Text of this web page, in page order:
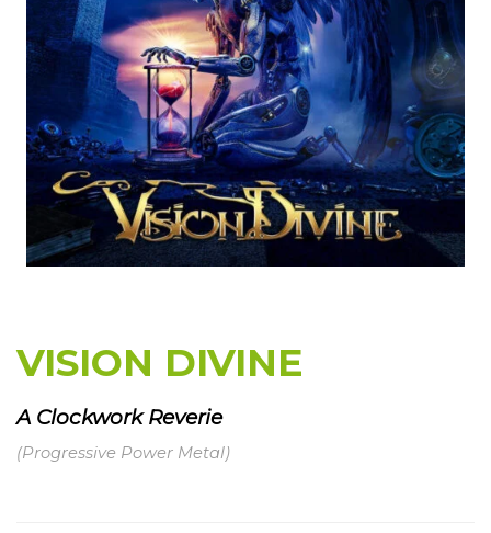
VISION DIVINE
A Clockwork Reverie
(Progressive Power Metal)